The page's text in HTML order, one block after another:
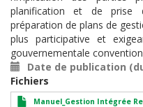
planification et de prise
préparation de plans de
plus participative et
gouvernementale
Date de publication
Fichiers
Manuel_Gestion Intégrée